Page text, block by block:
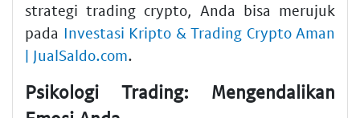
strategi trading crypto, Anda bisa merujuk
pada Investasi Kripto & Trading Crypto Aman
| JualSaldo.com.
Psikologi Trading: Mengendalikan